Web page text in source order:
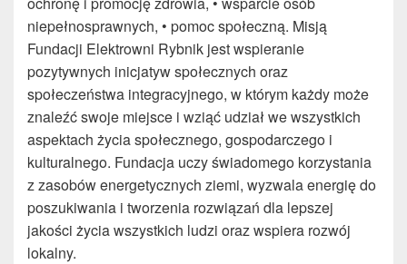
niepełnosprawnych, • pomoc społeczną. Misją
Fundacji Elektrowni Rybnik jest wspieranie
pozytywnych inicjatyw społecznych oraz
społeczeństwa integracyjnego, w którym każdy może
znaleźć swoje miejsce i wziąć udział we wszystkich
aspektach życia społecznego, gospodarczego i
kulturalnego. Fundacja uczy świadomego korzystania
z zasobów energetycznych ziemi, wyzwala energię do
poszukiwania i tworzenia rozwiązań dla lepszej
jakości życia wszystkich ludzi oraz wspiera rozwój
lokalny.